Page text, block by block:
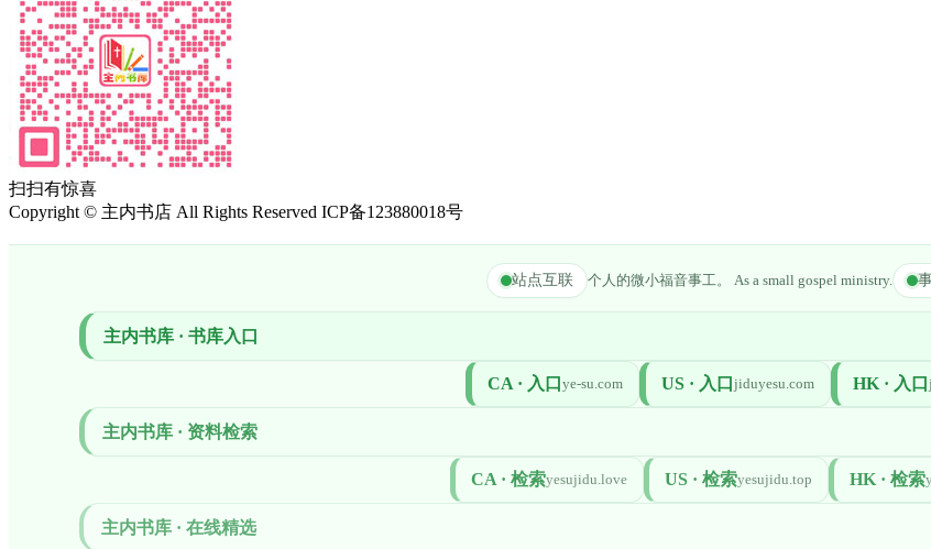
扫扫有惊喜
Copyright © 主内书店 All Rights Reserved ICP备123880018号
站点互联 个人的微小福音事工。 As a small gospel ministry.
主内书库 · 书库入口
CA · 入口 ye-su.com US · 入口 jiduyesu.com HK · 入口
主内书库 · 资料检索
CA · 检索yesujidu.love US · 检索yesujidu.top HK · 检索
主内书库 · 在线精选